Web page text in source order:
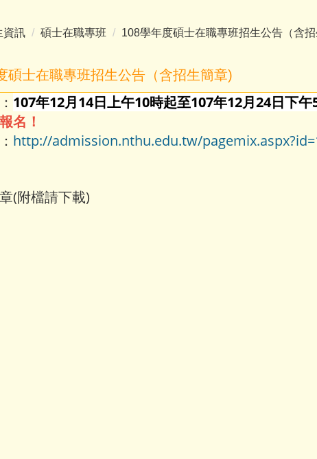
資訊 碩士在職專班 108學年度碩士在職專班招生公告（含
碩士在職專班招生公告（含招生簡章)
107年12月14日上午10時起至107年12月24日下午
名！
http://admission.nthu.edu.tw/
(附檔請下載)